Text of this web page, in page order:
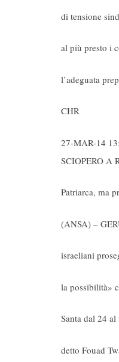
di tensione
al più presto i
l’adeguata
CHR
27-MAR-14
SCIOPERO A
Patriarca, ma
(ANSA) –
israeliani
la possibilità»
Santa dal 24
detto Fouad